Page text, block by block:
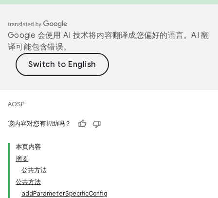
Google 会使用 AI 技术将内容翻译成您偏好的语言。AI 翻
译可能包含错误。
AOSP
该内容对您有帮助吗？
本页内容
摘要
公共方法
公共方法
addParameterSpecificConfig